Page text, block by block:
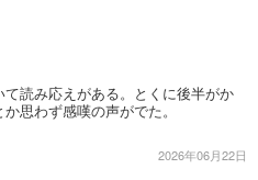
読み応えがある。とくに後半がか
思わず感嘆の声がでた。
2026年06月22日